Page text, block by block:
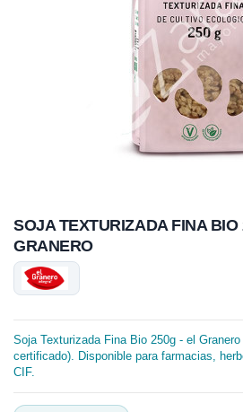
SOJA TEXTURIZADA FINA BIO
GRANERO
Soja Texturizada Fina Bio 250g - el
certificado). Disponible para farmacias,
CIF.